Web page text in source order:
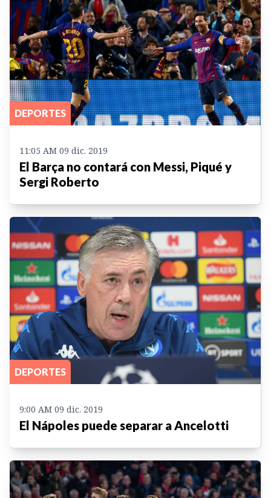
DEPORTES
11:05 AM 09 dic. 2019
El Barça no contará con Messi, Piqué y
Sergi Roberto
DEPORTES
9:00 AM 09 dic. 2019
El Nápoles puede separar a Ancelotti